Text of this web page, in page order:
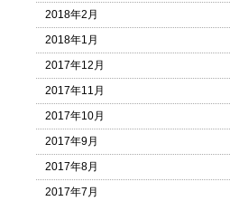
2018年2月
2018年1月
2017年12月
2017年11月
2017年10月
2017年9月
2017年8月
2017年7月